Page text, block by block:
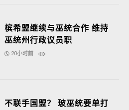
槟希盟继续与巫统合作 维持
巫统州行政议员职
20小时前
不联手国盟？ 玻巫统要单打